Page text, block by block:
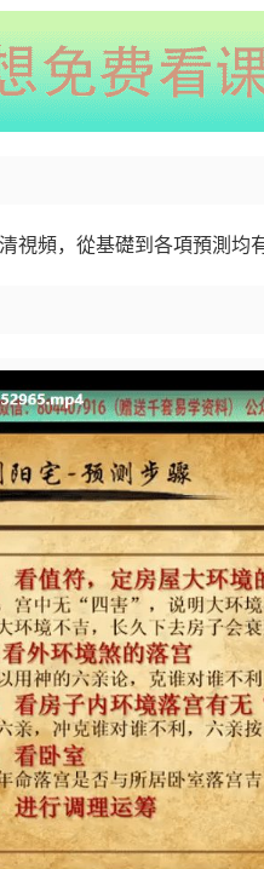
視頻，從基礎到各項預測均有